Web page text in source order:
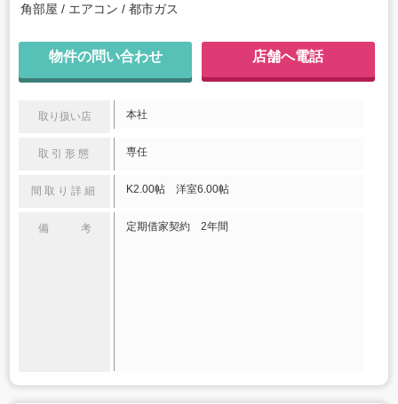
角部屋 エアコン 都市ガス
物件の問い合わせ 店舗へ電話
取り扱い店 本社
取引形態 専任
間取り詳細 K2.00帖 洋室6.00帖
備 考 定期借家契約 2年間